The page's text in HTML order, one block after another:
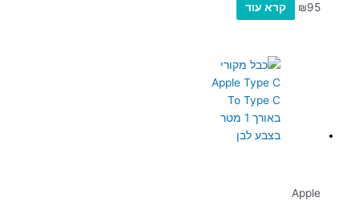
₪95 קרא עוד
Apple